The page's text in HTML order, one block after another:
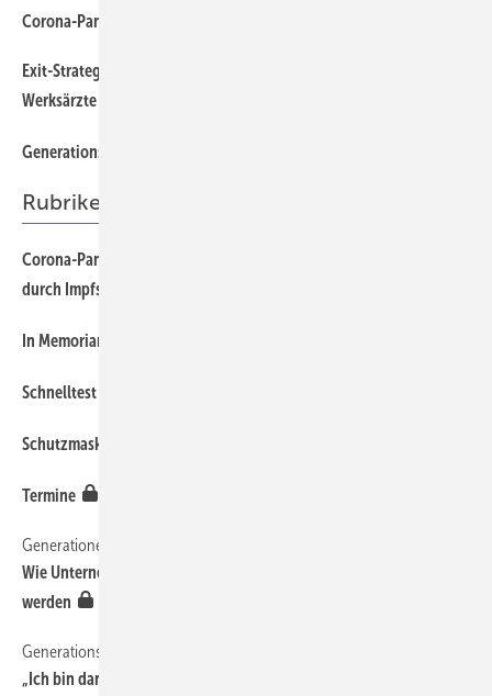
Corona-Pandemie
Exit-Strategie: Jetzt auf den Sachverstand der Betriebs- und
Werksärzte zurückgreifen
Generationswechsel beim Gentner Verlag
Rubriken
Corona-Pandemie: Wichtiger Schutz vor zusätzlichen Infektionen
durch Impfschutz gemäß STIKO-Empfehlungen
In Memoriam Thomas Ludwig Diepgen
Schnelltest liefert zuverlässige Ergebnisse am Point-of-Care
Schutzmasken richtig verwenden
Termine
Generationenfrage Arbeit
Wie Unternehmen unterschiedlichsten Bedürfnissen gerecht
werden
Generationswechsel bei Gentner
„Ich bin dann mal weg …“